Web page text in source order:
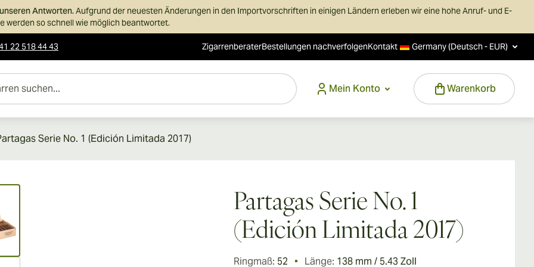
Antworten.Aufgrund der neuesten Änderungen in den Importvorschriften in einigen Ländern erleben wir eine hohe Anruf- und E-
werden so schnell wie möglich beantwortet.
22 518 44 43 ZigarrenberaterBestellungen nachverfolgenKontakt Germany (Deutsch - EUR)
Mein Konto
Warenkorb
Serie No. 1 (Edición Limitada 2017)
larger image
Partagas Serie No. 1
(Edición Limitada 2017)
Ringmaß: 52 Länge: 138 mm / 5.43 Zoll